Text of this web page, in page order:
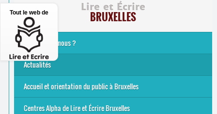
Lire et Écrire
BRUXELLES
Qui sommes-nous ?
Analphabétisme et illettrisme
L’alphabétisation populaire
Le mouvement Lire et Écrire
Nos missions
... Tous les articles
Actualités
Offres d’emploi du secteur à Bruxelles
La rentrée 2026-27
Pour être belge à la plage…
A vos agendas ! Alpha bruxellois, mobilise-toi !
Inauguration du Centre Alpha Forest de Lire et Écrire
Bruxelles
... Tous les articles
Accueil et orientation du public à Bruxelles
8 Points Accueil
Publics concernés ?
Que proposons-nous ?
Qui sommes-nous ?
Centres Alpha de Lire et Écrire Bruxelles
Tout le web de